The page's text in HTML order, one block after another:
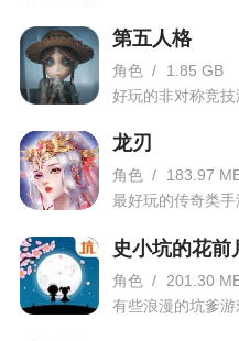
用地图跳转到远处。
觉得放地上搞不准
懒得介绍了，校门
力不一样，而且子弹数
学打僵尸
子弹没了不要马上
火焰喷射器，远程
第五人格
角色 /
1.85 GB
好玩的非对称竞技
龙刃
角色 /
183.97
最好玩的传奇类
史小坑的花前
角色 /
201.30
有些浪漫的坑爹游